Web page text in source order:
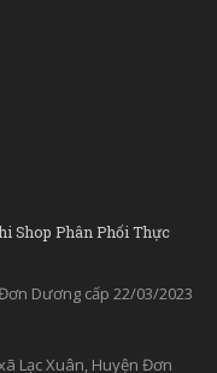
Shop Phân Phối Thực
Dương cấp 22/03/2023
Lạc Xuân, Huyện Đơn